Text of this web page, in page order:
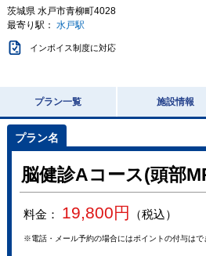
茨城県 水戸市青柳町4028
最寄り駅： 水戸駅
インボイス制度に対応
プラン一覧 施設情報
脳健診Aコース(頭部
料金： 19,800円 （税込）
※電話・メール予約の場合にはポイントの付与はで